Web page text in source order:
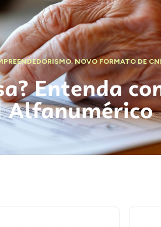
,NOVO FORMATO DE
Entenda
Alfanumérico